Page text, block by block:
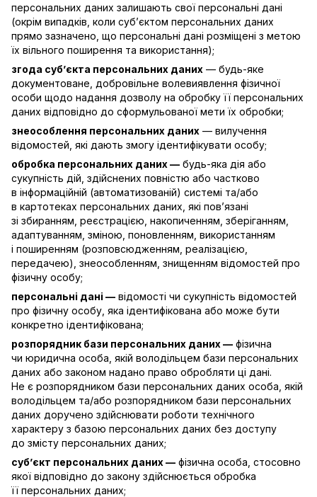
персональних даних залишають свої персональні дані
(окрім випадків, коли суб’єктом персональних даних
прямо зазначено, що персональні дані розміщені з метою
їх вільного поширення та використання);
згода суб’єкта персональних даних — будь-яке
документоване, добровільне волевиявлення фізичної
особи щодо надання дозволу на обробку її персональних
даних відповідно до сформульованої мети їх обробки;
знеособлення персональних даних — вилучення
відомостей, які дають змогу ідентифікувати особу;
обробка персональних даних — будь-яка дія або
сукупність дій, здійснених повністю або частково
в інформаційній (автоматизованій) системі та/або
в картотеках персональних даних, які пов’язані
зі збиранням, реєстрацією, накопиченням, зберіганням,
адаптуванням, зміною, поновленням, використанням
і поширенням (розповсюдженням, реалізацією,
передачею), знеособленням, знищенням відомостей про
фізичну особу;
персональні дані — відомості чи сукупність відомостей
про фізичну особу, яка ідентифікована або може бути
конкретно ідентифікована;
розпорядник бази персональних даних — фізична
чи юридична особа, якій володільцем бази персональних
даних або законом надано право обробляти ці дані.
Не є розпорядником бази персональних даних особа, якій
володільцем та/або розпорядником бази персональних
даних доручено здійснювати роботи технічного
характеру з базою персональних даних без доступу
до змісту персональних даних;
суб’єкт персональних даних — фізична особа, стосовно
якої відповідно до закону здійснюється обробка
її персональних даних;